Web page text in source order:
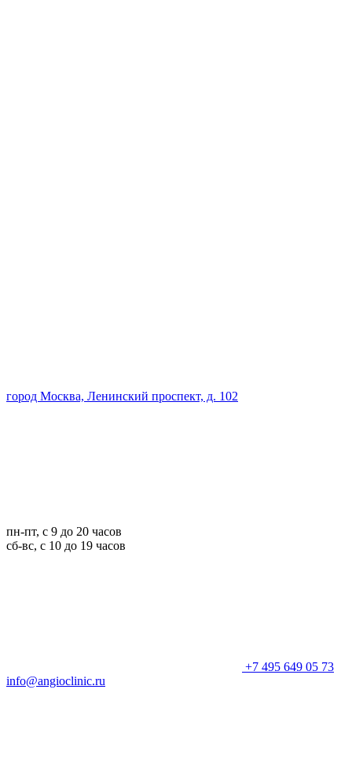
город Москва, Ленинский проспект, д. 102
пн-пт, с 9 до 20 часов
сб-вс, с 10 до 19 часов
+7 495 649 05 73
info@angioclinic.ru